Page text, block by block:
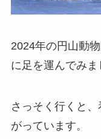
2024年の円山動
に足を運んでみま
さっそく行くと
がっています。